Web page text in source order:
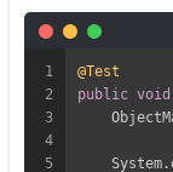
1
2
3
4
5
@Test
public void